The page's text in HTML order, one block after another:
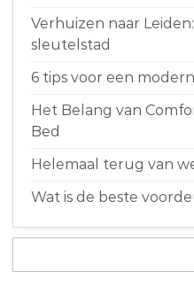
Verhuizen naar
sleutelstad
6 tips voor een
Het Belang van
Bed
Helemaal terug van
Wat is de beste